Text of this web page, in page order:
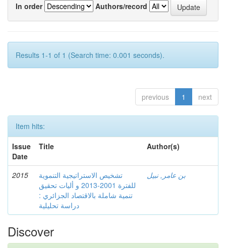
In order
Authors/record
Results 1-1 of 1 (Search time: 0.001 seconds).
previous 1 next
Item hits:
Issue
Date
Title Author(s)
2015
تشخيص الاستراتيجية التنموية
للفترة 2001-2013 و أليات تحقيق
تنمية شاملة بالاقتصاد الجزائري :
دراسة تحليلية
بن عامر, نبيل
Discover